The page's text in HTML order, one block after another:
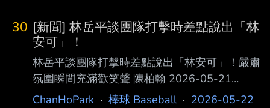
3600根本不貴」 兄弟「K歌主題日」
權， 打者方面對比很明顯，韓媒《朝鮮體育》
發表專文，砲火對準出自國內聯賽KBO的4位巨
星 ：金河成、李政厚、金慧成與宋成文，指出
他們跟日本打者相比，打擊成績實在太慘，「
反觀日本打者們，正用打擊制霸大聯盟，得從
OPS+與wRC+認清現實吧...」 日本打者成績出
30 [新聞] 林岳平談團隊打擊時差點說出「林
安可」！
林岳平談團隊打擊時差點說出「林安可」！嚴肅
氛圍瞬間充滿歡笑聲 陳柏翰 2026-05-21
19:39:05 中華職棒統一7-ELEVEn獅近期打擊端
ChanHoPark · 棒球 Baseball· 2026-05-22